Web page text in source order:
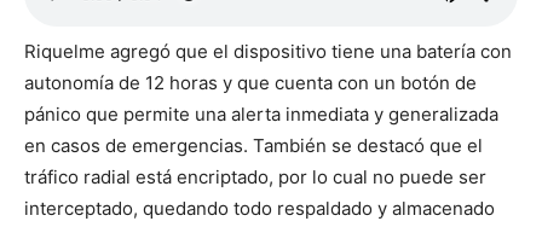
Riquelme agregó que el dispositivo tiene una batería con
autonomía de 12 horas y que cuenta con un botón de
pánico que permite una alerta inmediata y generalizada
en casos de emergencias. También se destacó que el
tráfico radial está encriptado, por lo cual no puede ser
interceptado, quedando todo respaldado y almacenado